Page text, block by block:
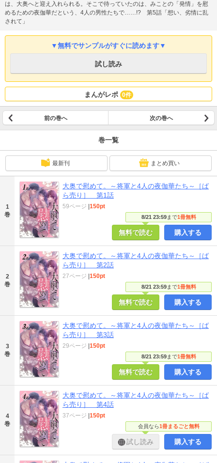
は、大奥へと迎え入れられる。そこで待っていたのは、みことの「発情」を慰
めるための夜伽華だという、4人の男性たちで……!? 第5話「想い、劣情に乱
されて」
▼無料でサンプルがすぐに読めます▼
試し読み
まんがレポ 0件
前の巻へ 次の巻へ
巻一覧
最新刊 まとめ買い
1
巻
大奥で慰めて。～将軍と4人の夜伽華たち～［ば
ら売り］ 第1話
8/21 23:59まで1冊無料
59ページ 150pt
無料で読む 購入する
2
巻
大奥で慰めて。～将軍と4人の夜伽華たち～［ば
ら売り］ 第2話
8/21 23:59まで1冊無料
27ページ 150pt
無料で読む 購入する
3
巻
大奥で慰めて。～将軍と4人の夜伽華たち～［ば
ら売り］ 第3話
8/21 23:59まで1冊無料
29ページ 150pt
無料で読む 購入する
4
巻
大奥で慰めて。～将軍と4人の夜伽華たち～［ば
ら売り］ 第4話
会員なら1冊まるごと無料
37ページ 150pt
試し読み 購入する